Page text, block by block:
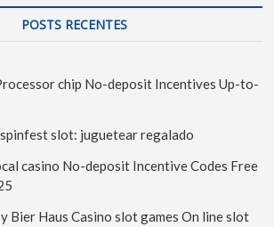
POSTS RECENTES
chip No-deposit Incentives Up-to-
slot: juguetear regalado
casino No-deposit Incentive Codes Free
Bier Haus Casino slot games On line slot